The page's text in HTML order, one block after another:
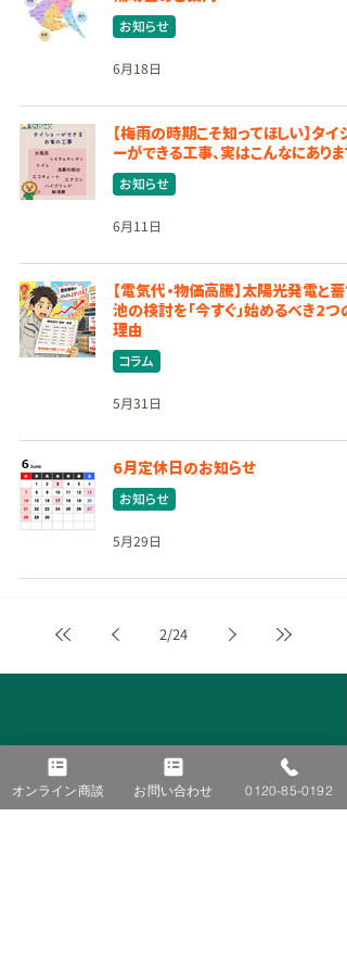
お知らせ
6月18日
【梅雨の時期こそ知ってほしい】タイシ
ーができる工事、実はこんなにあります
お知らせ
6月11日
【電気代・物価高騰】太陽光発電と蓄
池の検討を「今すぐ」始めるべき2つの
理由
コラム
5月31日
6月定休日のお知らせ
お知らせ
5月29日
2/24
オンライン商談 お問い合わせ 0120-85-0192